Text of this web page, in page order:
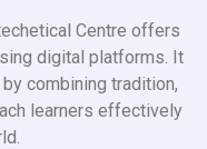
Centre offers
digital platforms. It
combining tradition,
learners effectively